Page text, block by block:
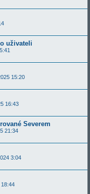
uživateli
15:20
16:43
Severem
21:34
3:04
18:44